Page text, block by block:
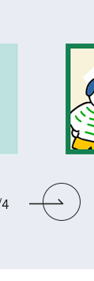
前のスライド
4